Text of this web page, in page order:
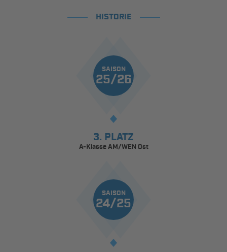
HISTORIE
SAISON
25/26
3. PLATZ
A-Klasse AM/WEN Ost
SAISON
24/25